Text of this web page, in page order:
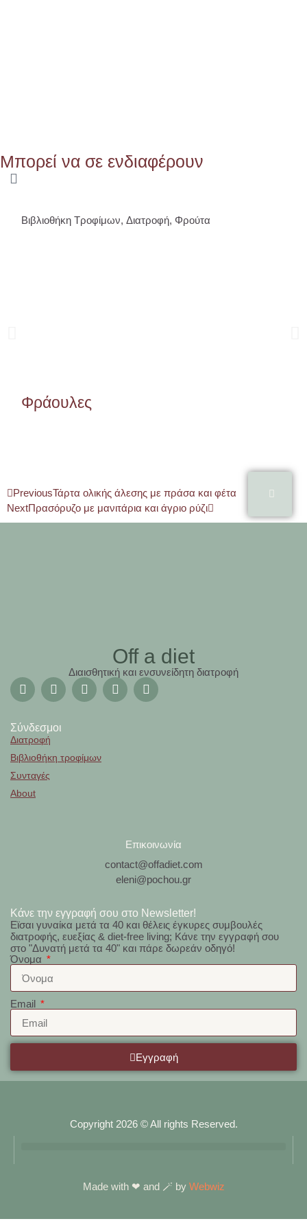
Μπορεί να σε ενδιαφέρουν
Βιβλιοθήκη Τροφίμων, Διατροφή, Φρούτα
Φράουλες
PreviousΤάρτα ολικής άλεσης με πράσα και φέτα
NextΠρασόρυζο με μανιτάρια και άγριο ρύζι
Off a diet
Διαισθητική και ενσυνείδητη διατροφή
Σύνδεσμοι
Διατροφή
Βιβλιοθήκη τροφίμων
Συνταγές
About
Επικοινωνία
contact@offadiet.com
eleni@pochou.gr
Κάνε την εγγραφή σου στο Newsletter!
Εϊσαι γυναίκα μετά τα 40 και θέλεις έγκυρες συμβουλές
διατροφής, ευεξίας & diet-free living; Κάνε την εγγραφή σου
στο "Δυνατή μετά τα 40" και πάρε δωρεάν οδηγό!
Όνομα
Email
Εγγραφή
Copyright 2026 © All rights Reserved.
Made with ❤ and 🪄 by Webwiz